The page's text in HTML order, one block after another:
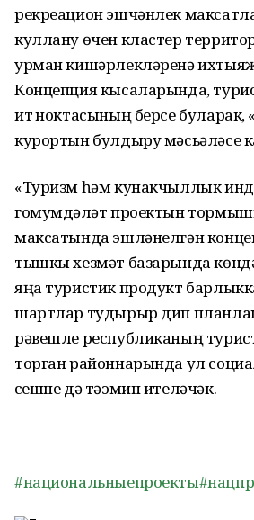
рекреацион эшчәнлек
куллану өчен кластер
урман кишәрлекләренә
Концепция кысаларында,
итү ноктасының берсе
курортын булдыру мәсьәләсе
«Туризм һәм кунакчыллык
гомумдәүләт проектын
максатында эшләнелгән
тышкы хезмәт базарында
яңа туристик продукт
шартлар тудырыр дип
рәвешле республиканың
торган районнарында ул
үсешне дә тәэмин ителәчәк.
#национальныепроекты